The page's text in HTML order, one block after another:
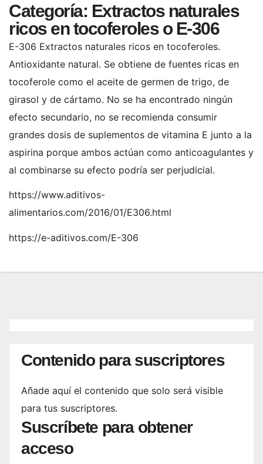
Categoría: Extractos naturales
ricos en tocoferoles o E-306
E-306 Extractos naturales ricos en tocoferoles.
Antioxidante natural. Se obtiene de fuentes ricas en
tocoferole como el aceite de germen de trigo, de
girasol y de cártamo. No se ha encontrado ningún
efecto secundario, no se recomienda consumir
grandes dosis de suplementos de vitamina E junto a la
aspirina porque ambos actúan como anticoagulantes y
al combinarse su efecto podría ser perjudicial.
https://www.aditivos-
alimentarios.com/2016/01/E306.html
https://e-aditivos.com/E-306
Contenido para suscriptores
Añade aquí el contenido que solo será visible
para tus suscriptores.
Suscríbete para obtener
acceso